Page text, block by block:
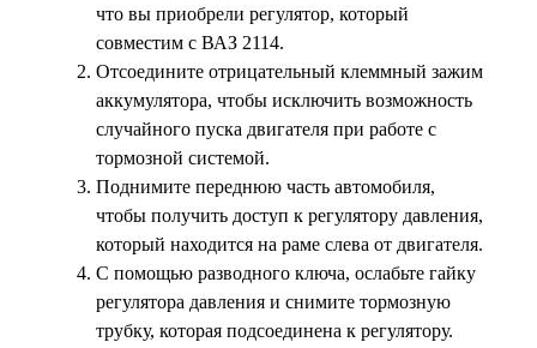
что вы приобрели регулятор, который
совместим с ВАЗ 2114.
Отсоедините отрицательный клеммный зажим
аккумулятора, чтобы исключить возможность
случайного пуска двигателя при работе с
тормозной системой.
Поднимите переднюю часть автомобиля,
чтобы получить доступ к регулятору давления,
который находится на раме слева от двигателя.
С помощью разводного ключа, ослабьте гайку
регулятора давления и снимите тормозную
трубку, которая подсоединена к регулятору.